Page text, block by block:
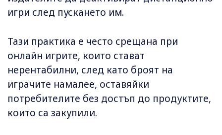
игри след пускането им.
Тази практика е често срещана при
онлайн игрите, които стават
нерентабилни, след като броят на
играчите намалее, оставяйки
потребителите без достъп до продуктите,
които са закупили.